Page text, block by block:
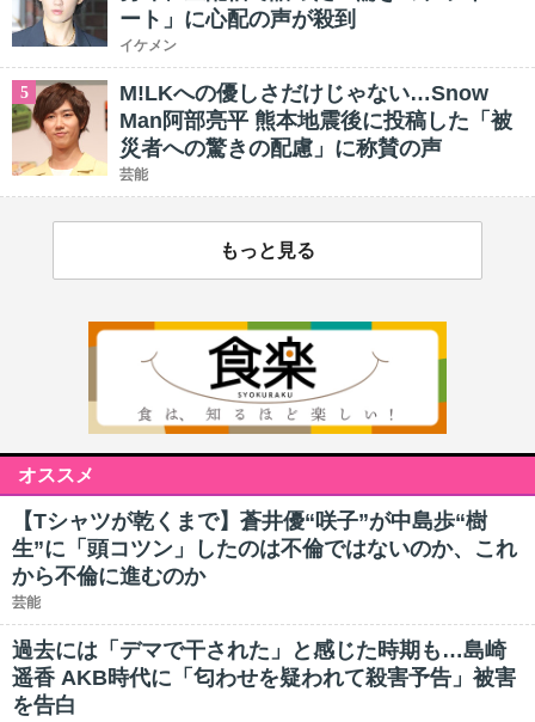
ート」に心配の声が殺到
イケメン
5
M!LKへの優しさだけじゃない…Snow
Man阿部亮平 熊本地震後に投稿した「被
災者への驚きの配慮」に称賛の声
芸能
もっと見る
オススメ
【Tシャツが乾くまで】蒼井優“咲子”が中島歩“樹
生”に「頭コツン」したのは不倫ではないのか、これ
から不倫に進むのか
芸能
過去には「デマで干された」と感じた時期も…島崎
遥香 AKB時代に「匂わせを疑われて殺害予告」被害
を告白